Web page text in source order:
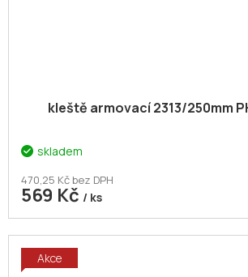
kleště armovací 2313/250mm
skladem
470,25 Kč bez DPH
569 Kč / ks
Akce